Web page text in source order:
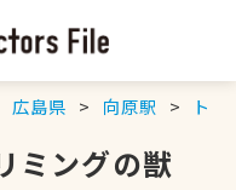
広島県 向原駅 ト
ミングの獣